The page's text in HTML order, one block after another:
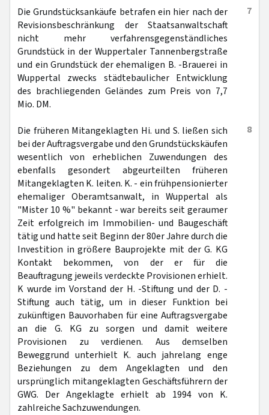
7
Die Grundstücksankäufe betrafen ein hier nach der
Revisionsbeschränkung der Staatsanwaltschaft
nicht mehr verfahrensgegenständliches
Grundstück in der Wuppertaler Tannenbergstraße
und ein Grundstück der ehemaligen B. -Brauerei in
Wuppertal zwecks städtebaulicher Entwicklung
des brachliegenden Geländes zum Preis von 7,7
Mio. DM.
8
Die früheren Mitangeklagten Hi. und S. ließen sich
bei der Auftragsvergabe und den Grundstückskäufen
wesentlich von erheblichen Zuwendungen des
ebenfalls gesondert abgeurteilten früheren
Mitangeklagten K. leiten. K. - ein frühpensionierter
ehemaliger Oberamtsanwalt, in Wuppertal als
"Mister 10 %" bekannt - war bereits seit geraumer
Zeit erfolgreich im Immobilien- und Baugeschäft
tätig und hatte seit Beginn der 80er Jahre durch die
Investition in größere Bauprojekte mit der G. KG
Kontakt bekommen, von der er für die
Beauftragung jeweils verdeckte Provisionen erhielt.
K wurde im Vorstand der H. -Stiftung und der D. -
Stiftung auch tätig, um in dieser Funktion bei
zukünftigen Bauvorhaben für eine Auftragsvergabe
an die G. KG zu sorgen und damit weitere
Provisionen zu verdienen. Aus demselben
Beweggrund unterhielt K. auch jahrelang enge
Beziehungen zu dem Angeklagten und den
ursprünglich mitangeklagten Geschäftsführern der
GWG. Der Angeklagte erhielt ab 1994 von K.
zahlreiche Sachzuwendungen.